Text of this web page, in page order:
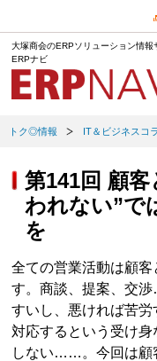
大塚商会のERPソリューション情報
ERPナビ
トク◎情報 IT＆ビジネスコ
第141回 顧
われない”で
を
全ての営業活動は顧
す。商談、提案、交
すいし、悪ければ苦
対応するという受け
しない……。今回は顧